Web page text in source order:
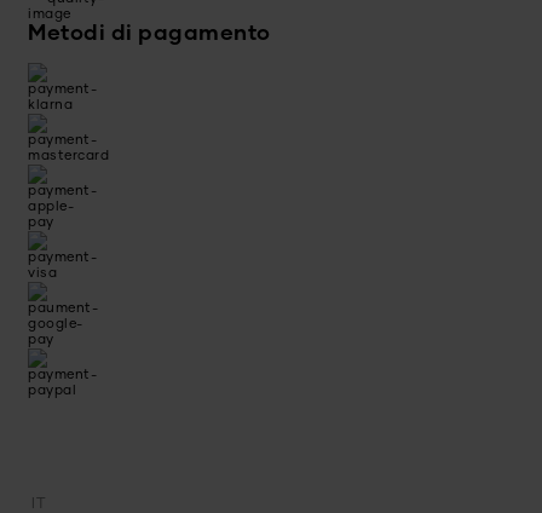
Metodi di pagamento